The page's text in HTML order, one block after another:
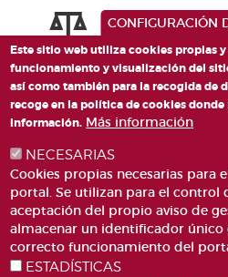
PLAZA DE SAN
CONFIGURACIÓN
Este sitio web utiliza cookies propias
funcionamiento y visualización del
así como también para la recogida de
recoge en la política de cookies donde
información. Más información
NECESARIAS
Cookies propias necesarias para
portal. Se utilizan para el control
aceptación del propio aviso de
almacenar un identificador único
correcto funcionamiento del
ESTADÍSTICAS